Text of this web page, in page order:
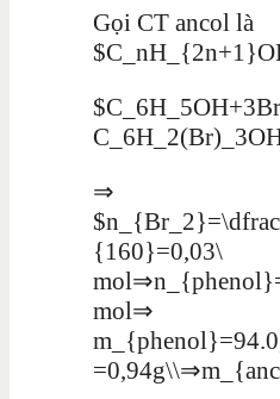
Gọi CT ancol là
⇒
{160}=0,03\
mol⇒